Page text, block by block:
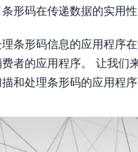
形码在传递数据的实用
条形码信息的应用程序
费者的应用程序。 让我
和处理条形码的应用程序